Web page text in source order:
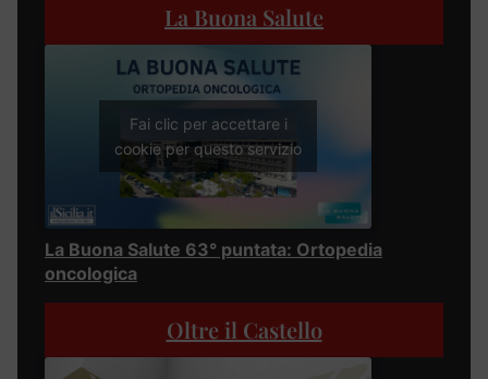
La Buona Salute
Fai clic per accettare i
cookie per questo servizio
La Buona Salute 63° puntata: Ortopedia
oncologica
Oltre il Castello